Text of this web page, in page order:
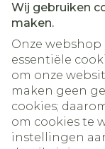
Wij gebruiken
maken.
Onze
essentiële
om onze
maken geen
cookies;
om cookies te
instellingen
regelmatig
Spreek met
het geval is.
Juridische links